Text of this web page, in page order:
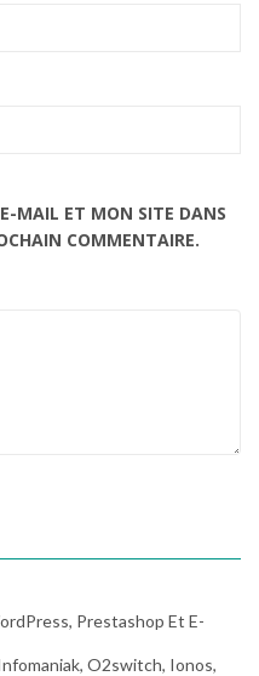
MAIL ET MON SITE DANS
COMMENTAIRE.
Prestashop Et E-
O2switch, Ionos,